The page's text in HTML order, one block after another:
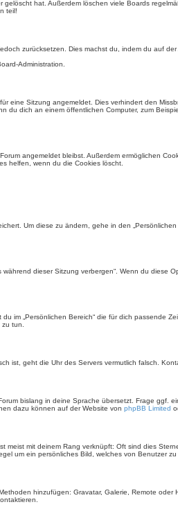
hat. Außerdem löschen viele Boards
teil!
zurücksetzen. Dies machst du, indem du auf
Administration.
eine Sitzung angemeldet. Dies verhindert den
du dich an einem öffentlichen Computer, zum
angemeldet bleibst. Außerdem ermöglichen
helfen, wenn du die Cookies löscht.
Um diese zu ändern, gehe in den
dieser Sitzung verbergen“. Wenn du diese
im „Persönlichen Bereich“ die für dich passende
tun.
ist, geht die Uhr des Servers vermutlich falsch.
bislang in deine Sprache übersetzt. Frage ggf.
dazu können auf der Website von phpBB Limited
mit deinem Rang verknüpft: Oft sind dies
um ein persönliches Bild, welches von Benutzer
hinzufügen: Gravatar, Galerie, Remote